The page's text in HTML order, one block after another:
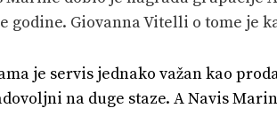
godine. Giovanna Vitelli o tome je
je servis jednako važan kao
na duge staze. A Navis